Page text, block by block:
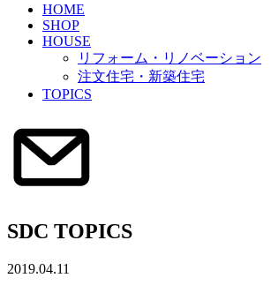
HOME
SHOP
HOUSE
リフォーム・リノベーション
注文住宅・新築住宅
TOPICS
SDC TOPICS
2019.04.11